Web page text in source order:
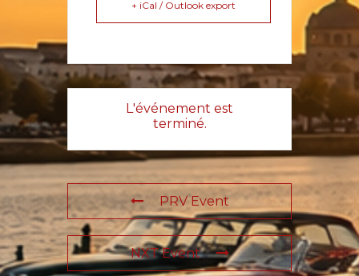
+ iCal / Outlook export
L'événement est
terminé.
PRV Event
NXT Event